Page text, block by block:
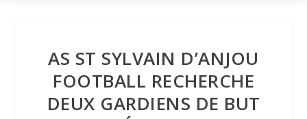
AS ST SYLVAIN D’ANJOU
FOOTBALL RECHERCHE
DEUX GARDIENS DE BUT